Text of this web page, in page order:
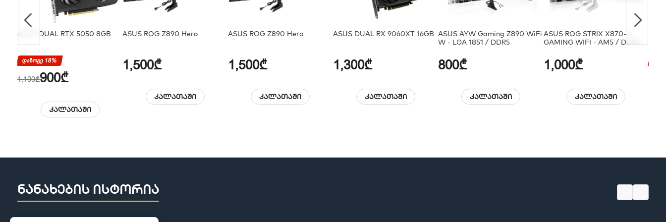
ASUS DUAL RTX 5050 8GB
დაზოგე 18%
1,100₾900₾
კალათაში
ASUS ROG Z890 Hero
1,500₾
კალათაში
ASUS ROG Z890 Hero
1,500₾
კალათაში
ASUS DUAL RX 9060XT 16GB
1,300₾
კალათაში
ASUS AYW Gaming Z890 WiFi
W - LGA 1851 / DDR5
800₾
კალათაში
ASUS ROG STRIX X870-A
GAMING WIFI - AM5 / DDR5
1,000₾
კალათაში
ნანახების ისტორია